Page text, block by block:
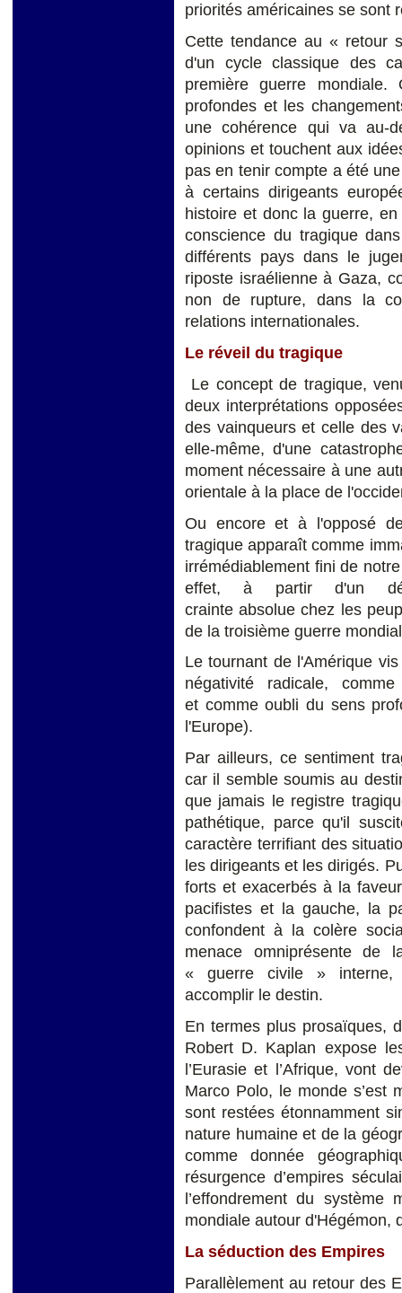
priorités américaines se sont
Cette tendance au « retour
d'un cycle classique des
première guerre
profondes et les
une cohérence qui va au-
opinions et touchent aux
pas en tenir compte a été
à certains dirigeants
histoire et donc la guerre,
conscience du tragique
différents pays dans le
riposte israélienne à Gaza,
non de rupture, dans la
relations internationales.
Le réveil du tragique
Le concept de tragique,
deux interprétations
des vainqueurs et celle des
elle-même, d'une
moment nécessaire à une
orientale à la place de
Ou encore et à l'opposé
tragique apparaît comme
irrémédiablement fini de
effet, à partir d'un
crainte absolue chez les
de la troisième guerre
Le tournant de l'Amérique
négativité radicale,
et comme oubli du sens
l'Europe).
Par ailleurs, ce sentiment
car il semble soumis au
que jamais le registre
pathétique, parce qu'il
caractère terrifiant des
les dirigeants et les dirigés.
forts et exacerbés à la
pacifistes et la gauche, la
confondent à la colère
menace omniprésente de
« guerre civile » interne,
accomplir le destin.
En termes plus prosaïques,
Robert D. Kaplan expose
l’Eurasie et l’Afrique, vont
Marco Polo, le monde s’est
sont restées étonnamment
nature humaine et de la
comme donnée
résurgence d’empires
l’effondrement du
mondiale autour d'Hégémon,
La séduction des Empires
Parallèlement au retour des